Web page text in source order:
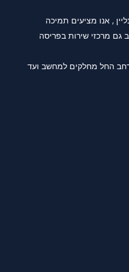
, אנו מציעים תמיכה
גם מרכזי שירות בפריסה
החל מחלקים למחשב ועד